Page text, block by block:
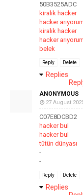
50B3525ADC
kiralık hacker
hacker
kiralık hacker
hacker
belek
Reply Delete
Replies
ANONYMOUS
27 August
C07E8DCBD2
hacker bul
hacker bul
tütün dünyası
-
-
Reply Delete
Replies